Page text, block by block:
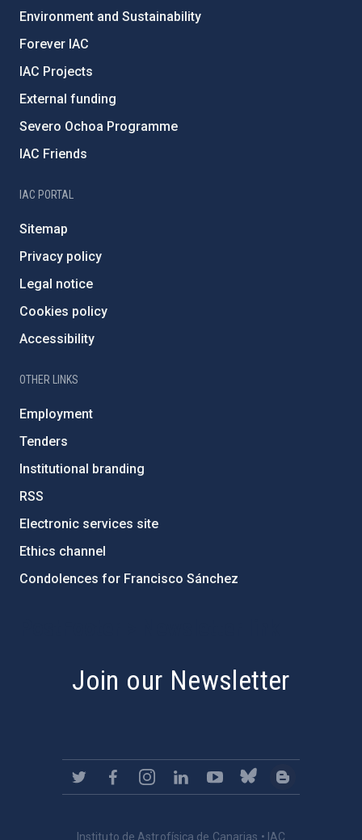
Environment and Sustainability
Forever IAC
IAC Projects
External funding
Severo Ochoa Programme
IAC Friends
IAC PORTAL
Sitemap
Privacy policy
Legal notice
Cookies policy
Accessibility
OTHER LINKS
Employment
Tenders
Institutional branding
RSS
Electronic services site
Ethics channel
Condolences for Francisco Sánchez
Join our Newsletter
Instituto de Astrofísica de Canarias • IAC